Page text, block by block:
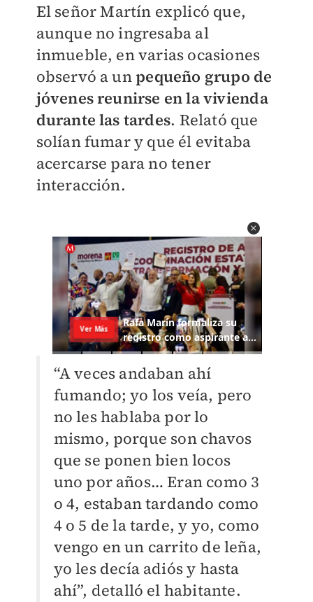
El señor Martín explicó que,
aunque no ingresaba al
inmueble, en varias ocasiones
observó a unpequeño grupo de
jóvenes reunirse en la vivienda
durante las tardes. Relató que
solían fumar y que él evitaba
acercarse para no tener
interacción.
“A veces andaban ahí
fumando; yo los veía, pero
no les hablaba por lo
mismo, porque son chavos
que se ponen bien locos
uno por años… Eran como 3
o 4, estaban tardando como
4 o 5 de la tarde, y yo, como
vengo en un carrito de leña,
yo les decía adiós y hasta
ahí”, detalló el habitante.